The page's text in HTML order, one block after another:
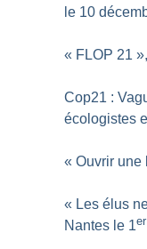
le 10
« FLOP 21
Cop21 :
écologistes
« Ouvrir une
« Les élus
Nantes le 1er